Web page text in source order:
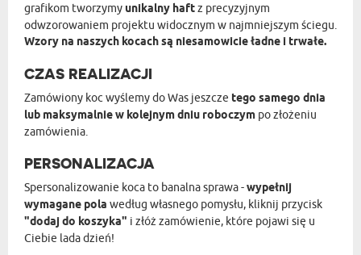
grafikom tworzymy unikalny haftz precyzyjnym
odwzorowaniem projektu widocznym w najmniejszym ściegu.
Wzory na naszych kocach są niesamowicie ładne i trwałe.
CZAS REALIZACJI
Zamówiony koc wyślemy do Was jeszcze tego samego dnia
lub maksymalnie w kolejnym dniu roboczym po złożeniu
zamówienia.
PERSONALIZACJA
Spersonalizowanie koca to banalna sprawa -wypełnij
wymagane pola według własnego pomysłu, kliknij przycisk
"dodaj do koszyka" i złóż zamówienie, które pojawi się u
Ciebie lada dzień!